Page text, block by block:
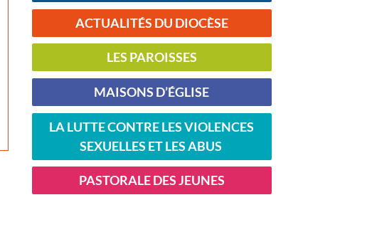
ACTUALITÉS DU DIOCÈSE
LES PAROISSES
MAISONS D’ÉGLISE
LA LUTTE CONTRE LES VIOLENCES
SEXUELLES ET LES ABUS
PASTORALE DES JEUNES